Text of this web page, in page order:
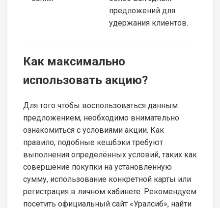
предложений для
удержания клиентов.
Как максимально
использовать акцию?
Для того чтобы воспользоваться данным
предложением, необходимо внимательно
ознакомиться с условиями акции. Как
правило, подобные кешбэки требуют
выполнения определённых условий, таких как
совершение покупки на установленную
сумму, использование конкретной карты или
регистрация в личном кабинете. Рекомендуем
посетить официальный сайт «Уралсиб», найти